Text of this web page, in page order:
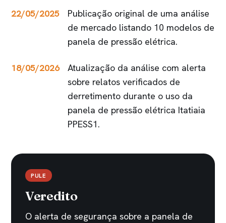
22/05/2025
Publicação original de uma análise
de mercado listando 10 modelos de
panela de pressão elétrica.
18/05/2026
Atualização da análise com alerta
sobre relatos verificados de
derretimento durante o uso da
panela de pressão elétrica Itatiaia
PPESS1.
PULE
Veredito
O alerta de segurança sobre a panela de